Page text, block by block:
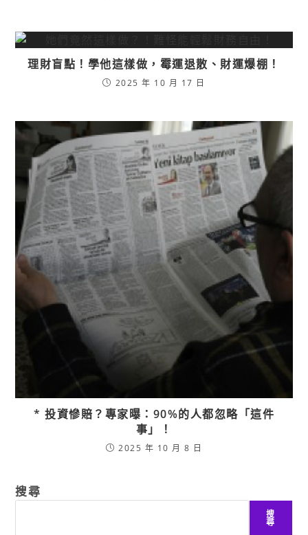
理財盲點！學他這樣做，霉運退散、財運爆棚！
2025 年 10 月 17 日
* 投資慘賠？專家曝：90%的人都忽略「這件
事」！
2025 年 10 月 8 日
搜尋
搜
尋